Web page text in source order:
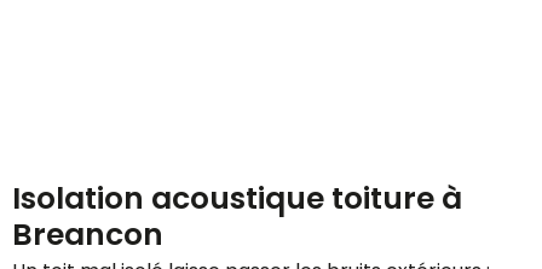
Isolation acoustique toiture à
Breancon